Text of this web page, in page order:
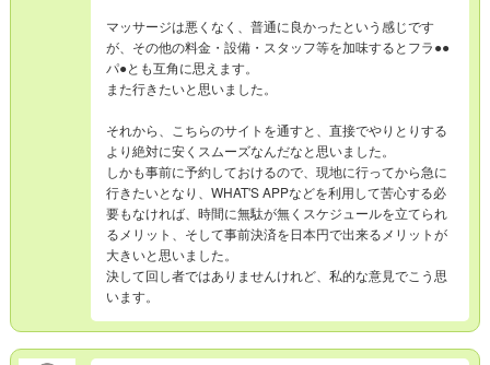
マッサージは悪くなく、普通に良かったという感じです
が、その他の料金・設備・スタッフ等を加味するとフラ●●
パ●とも互角に思えます。
また行きたいと思いました。
それから、こちらのサイトを通すと、直接でやりとりする
より絶対に安くスムーズなんだなと思いました。
しかも事前に予約しておけるので、現地に行ってから急に
行きたいとなり、WHAT'S APPなどを利用して苦心する必
要もなければ、時間に無駄が無くスケジュールを立てられ
るメリット、そして事前決済を日本円で出来るメリットが
大きいと思いました。
決して回し者ではありませんけれど、私的な意見でこう思
います。